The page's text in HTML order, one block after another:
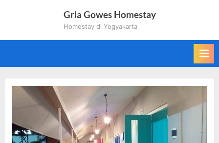
Gria Gowes Homestay
Homestay di Yogyakarta